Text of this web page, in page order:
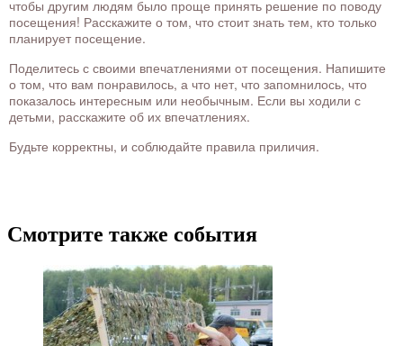
чтобы другим людям было проще принять решение по поводу
посещения! Расскажите о том, что стоит знать тем, кто только
планирует посещение.
Поделитесь с своими впечатлениями от посещения. Напишите
о том, что вам понравилось, а что нет, что запомнилось, что
показалось интересным или необычным. Если вы ходили с
детьми, расскажите об их впечатлениях.
Будьте корректны, и соблюдайте правила приличия.
Смотрите также события